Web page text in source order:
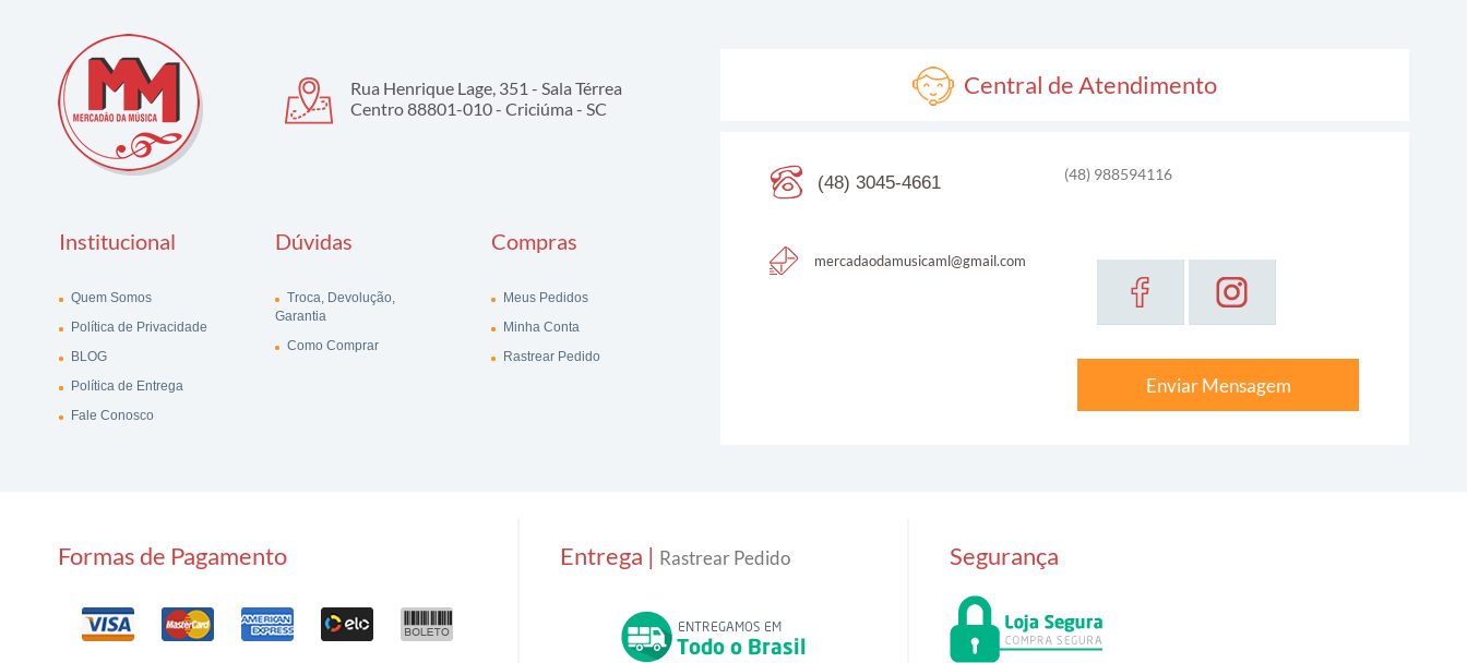
Rua Henrique Lage, 351 - Sala Térrea
Centro 88801-010 - Criciúma - SC
Institucional
Quem Somos
Política de Privacidade
BLOG
Política de Entrega
Fale Conosco
Dúvidas
Troca, Devolução,
Garantia
Como Comprar
Compras
Meus Pedidos
Minha Conta
Rastrear Pedido
Central de Atendimento
(48) 3045-4661 (48) 988594116
mercadaodamusicaml@gmail.com
Enviar Mensagem
Formas de Pagamento Entrega | Rastrear Pedido Segurança